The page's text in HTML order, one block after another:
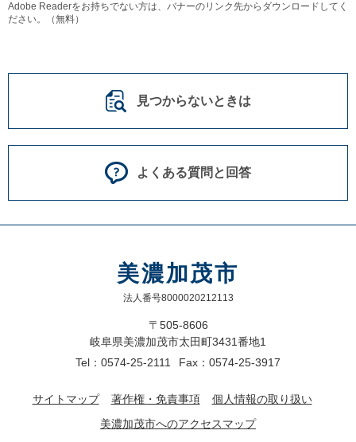
Adobe Readerをお持ちでない方は、バナーのリンク先からダウンロードしてく
ださい。（無料）
見つからないときは
よくある質問と回答
美濃加茂市
法人番号8000020212113
〒505-8606
岐阜県美濃加茂市太田町3431番地1
Tel：0574-25-2111
Fax：0574-25-3917
サイトマップ 著作権・免責事項
個人情報の取り扱い
美濃加茂市へのアクセスマップ